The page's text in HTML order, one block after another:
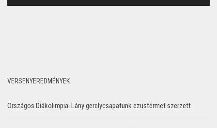
VERSENYEREDMÉNYEK
Országos Diákolimpia: Lány gerelycsapatunk ezüstérmet szerzett